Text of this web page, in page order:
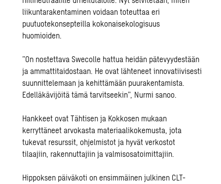
liikuntarakentaminen voidaan toteuttaa eri
puutuotekonsepteilla kokonaisekologisuus
huomioiden.
”On nostettavaSwecolle hattua heidän pätevyydestään
ja ammattitaidostaan. He ovat lähteneet innovatiivisesti
suunnittelemaan ja kehittämään puurakentamista.
Edelläkävijöitä tämä tarvitseekin”, Nurmi sanoo.
Hankkeet ovat Tähtisen ja Kokkosen mukaan
kerryttäneet arvokasta materiaalikokemusta, jota
tukevat resurssit, ohjelmistot ja hyvät verkostot
tilaajiin, rakennuttajiin ja valmisosatoimittajiin.
Hippoksen päiväkoti on ensimmäinen julkinen CLT-